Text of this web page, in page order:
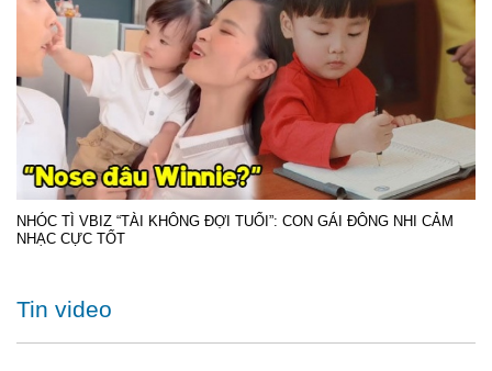
NHÓC TÌ VBIZ “TÀI KHÔNG ĐỢI TUỔI”: CON GÁI ĐÔNG NHI CẢM
NHẠC CỰC TỐT
Tin video